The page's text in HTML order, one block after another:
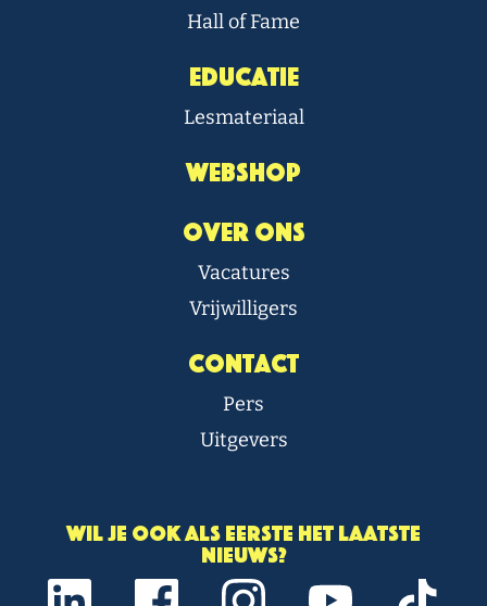
Hall of Fame
Educatie
Lesmateriaal
Webshop
Over Ons
Vacatures
Vrijwilligers
Contact
Pers
Uitgevers
Wil je ook als eerste het laatste
nieuws?